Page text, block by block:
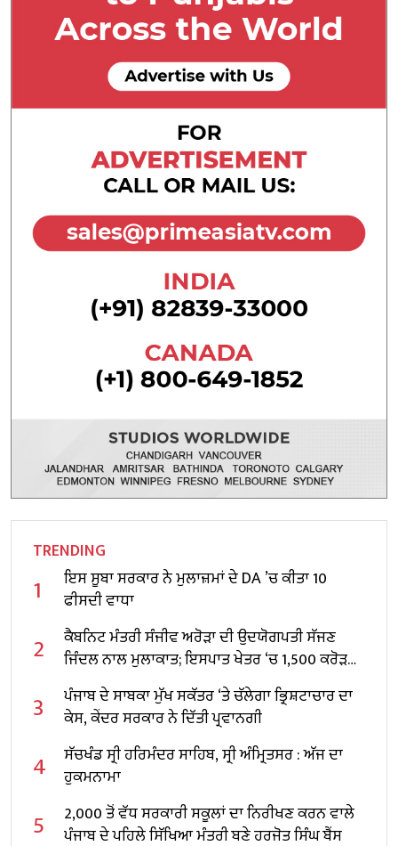
TRENDING
1
ਇਸ ਸੂਬਾ ਸਰਕਾਰ ਨੇ ਮੁਲਾਜ਼ਮਾਂ ਦੇ DA ’ਚ ਕੀਤਾ 10
ਫੀਸਦੀ ਵਾਧਾ
2
ਕੈਬਨਿਟ ਮੰਤਰੀ ਸੰਜੀਵ ਅਰੋੜਾ ਦੀ ਉਦਯੋਗਪਤੀ ਸੱਜਣ
ਜਿੰਦਲ ਨਾਲ ਮੁਲਾਕਾਤ; ਇਸਪਾਤ ਖੇਤਰ ‘ਚ ₹1,500 ਕਰੋੜ
ਨਿਵੇਸ਼ ਦਾ ਐਲਾਨ
3
ਪੰਜਾਬ ਦੇ ਸਾਬਕਾ ਮੁੱਖ ਸਕੱਤਰ ‘ਤੇ ਚੱਲੇਗਾ ਭ੍ਰਿਸ਼ਟਾਚਾਰ ਦਾ
ਕੇਸ, ਕੇਂਦਰ ਸਰਕਾਰ ਨੇ ਦਿੱਤੀ ਪ੍ਰਵਾਨਗੀ
4
ਸੱਚਖੰਡ ਸ੍ਰੀ ਹਰਿਮੰਦਰ ਸਾਹਿਬ, ਸ੍ਰੀ ਅੰਮ੍ਰਿਤਸਰ : ਅੱਜ ਦਾ
ਹੁਕਮਨਾਮਾ
5
2,000 ਤੋਂ ਵੱਧ ਸਰਕਾਰੀ ਸਕੂਲਾਂ ਦਾ ਨਿਰੀਖਣ ਕਰਨ ਵਾਲੇ
ਪੰਜਾਬ ਦੇ ਪਹਿਲੇ ਸਿੱਖਿਆ ਮੰਤਰੀ ਬਣੇ ਹਰਜੋਤ ਸਿੰਘ ਬੈਂਸ